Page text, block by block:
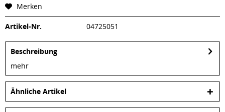
Merken
Artikel-Nr. 04725051
Beschreibung
mehr
Ähnliche Artikel